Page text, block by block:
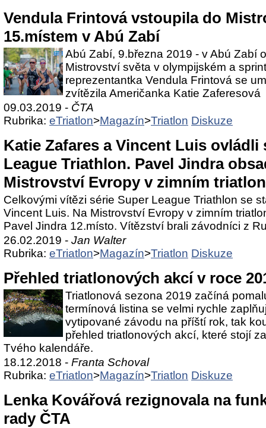
Vendula Frintová vstoupila do
15.místem v Abú Zabí
Abú Zabí, 9.března 2019 - v Abú Zabí
Mistrovství světa v olympijském a
reprezentantka Vendula Frintová se
zvítězila Američanka Katie Zaferesová
09.03.2019 - ČTA
Rubrika: eTriatlon>Magazín>Triatlon Diskuze
Katie Zafares a Vincent Luis ovládli
League Triathlon. Pavel Jindra
Mistrovství Evropy v zimním
Celkovými vítězi série Super League Triathlon se
Vincent Luis. Na Mistrovství Evropy v zimním
Pavel Jindra 12.místo. Vítězství brali závodníci z
26.02.2019 - Jan Walter
Rubrika: eTriatlon>Magazín>Triatlon Diskuze
Přehled triatlonových akcí v roce
Triatlonová sezona 2019 začíná
termínová listina se velmi rychle
vytipované závodu na příští rok, tak
přehled triatlonových akcí, které stojí
Tvého kalendáře.
18.12.2018 - Franta Schoval
Rubrika: eTriatlon>Magazín>Triatlon Diskuze
Lenka Kovářová rezignovala na
rady ČTA